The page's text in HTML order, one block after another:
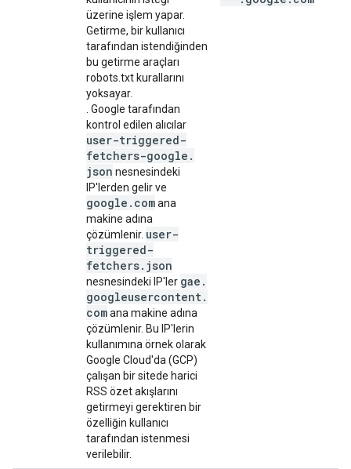
üzerine işlem yapar.
Getirme, bir kullanıcı
tarafından istendiğinden
bu getirme araçları
robots.txt kurallarını
yoksayar.
. Google tarafından
kontrol edilen alıcılar
user-triggered-
fetchers-google .
json nesnesindeki
IP'lerden gelir ve
google . comana
makine adına
çözümlenir. user-
triggered-
fetchers. json
nesnesindeki IP'ler gae .
googleusercontent.
comana makine adına
çözümlenir. Bu IP'lerin
kullanımına örnek olarak
Google Cloud'da (GCP)
çalışan bir sitede harici
RSS özet akışlarını
getirmeyi gerektiren bir
özelliğin kullanıcı
tarafından istenmesi
verilebilir.